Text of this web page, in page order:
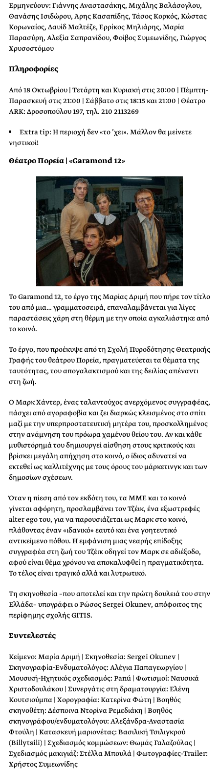
Ερμηνεύουν: Γιάννης Αναστασάκης, Μιχάλης Βαλάσογλου,
Θανάσης Ισιδώρου, Άρης Κασαπίδης, Τάσος Κορκός, Κώστας
Κορωναίος, Δαυίδ Μαλτέζε, Ερρίκος Μηλιάρης, Μαρία
Παρασύρη, Αλεξία Σαπρανίδου, Φοίβος Συμεωνίδης, Γιώργος
Χρυσοστόμου
Πληροφορίες
Από 18 Οκτωβρίου | Τετάρτη και Κυριακή στις 20:00 | Πέμπτη-
Παρασκευή στις 21:00 | Σάββατο στις 18:15 και 21:00 | Θέατρο
ARK: Δροσοπούλου 197, τηλ. 210 2113269
Extra tip: Η περιοχή δεν «το ’χει». Μάλλον θα μείνετε
νηστικοί!
Θέατρο Πορεία | «Garamond 12»
Το Garamond 12, το έργο της Μαρίας Δριμή που πήρε τον τίτλο
του από μια… γραμματοσειρά, επαναλαμβάνεται για λίγες
παραστάσεις χάρη στη θέρμη με την οποία αγκαλιάστηκε από
το κοινό.
Το έργο, που προέκυψε από τη Σχολή Πυροδότησης Θεατρικής
Γραφής του θεάτρου Πορεία, πραγματεύεται τα θέματα της
ταυτότητας, του απογαλακτισμού και της δειλίας απέναντι
στη ζωή.
Ο Μαρκ Χάντερ, ένας ταλαντούχος ανερχόμενος συγγραφέας,
πάσχει από αγοραφοβία και ζει διαρκώς κλεισμένος στο σπίτι
μαζί με την υπερπροστατευτική μητέρα του, προσκολλημένος
στην ανάμνηση του πρόωρα χαμένου θείου του. Αν και κάθε
μυθιστόρημά του δημιουργεί αίσθηση στους κριτικούς και
βρίσκει μεγάλη απήχηση στο κοινό, ο ίδιος αδυνατεί να
εκτεθεί ως καλλιτέχνης με τους όρους του μάρκετινγκ και των
δημοσίων σχέσεων.
Όταν η πίεση από τον εκδότη του, τα ΜΜΕ και το κοινό
γίνεται αφόρητη, προσλαμβάνει τον Τζέικ, ένα εξωστρεφές
alter ego του, για να παρουσιάζεται ως Μαρκ στο κοινό,
πλάθοντας έναν «ιδανικό» εαυτό και ένα γοητευτικό
αντικείμενο πόθου. Η εμφάνιση μιας νεαρής επίδοξης
συγγραφέα στη ζωή του Τζέικ οδηγεί τον Μαρκ σε αδιέξοδο,
αφού είναι θέμα χρόνου να αποκαλυφθεί η πραγματικότητα.
Το τέλος είναι τραγικό αλλά και λυτρωτικό.
Τη σκηνοθεσία –που αποτελεί και την πρώτη δουλειά του στην
Ελλάδα– υπογράφει ο Ρώσος Sergei Okunev, απόφοιτος της
περίφημης σχολής GITIS.
Συντελεστές
Κείμενο: Μαρία Δριμή | Σκηνοθεσία: Sergei Okunev |
Σκηνογραφία-Ενδυματολόγος: Αλέγια Παπαγεωργίου |
Μουσική-Ηχητικός σχεδιασμός: Panú | Φωτισμοί: Ναυσικά
Χριστοδουλάκου | Συνεργάτις στη δραματουργία: Ελένη
Κουτσιούμπα | Xορογραφία: Κατερίνα Φώτη | Βοηθός
σκηνοθέτη: Δέσποινα Ντορίνα Ρεμεδιάκη | Βοηθός
σκηνογράφου/ενδυματολόγου: Αλεξάνδρα-Αναστασία
Φτούλη | Κατασκευή μαριονέτας: Βασιλική Τσιλιγκρού
(Billytsili) | Σχεδιασμός κομμώσεων: Θωμάς Γαλαζούλας |
Σχεδιασμός μακιγιάζ: Στέλλα Μπουλά | Φωτογραφίες-Trailer:
Χρήστος Συμεωνίδης